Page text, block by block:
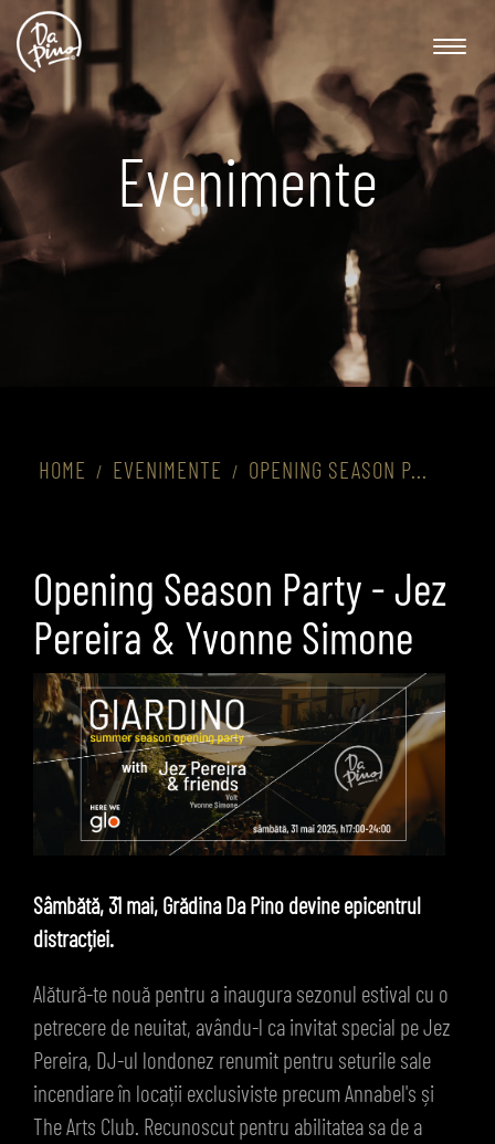
Toggle
Evenimente
HOME / EVENIMENTE / OPENING SEASON P...
Opening Season Party - Jez
Pereira & Yvonne Simone
Sâmbătă, 31 mai, Grădina Da Pino devine epicentrul
distracției.
Alătură-te nouă pentru a inaugura sezonul estival cu o
petrecere de neuitat, avându-l ca invitat special pe Jez
Pereira, DJ-ul londonez renumit pentru seturile sale
incendiare în locații exclusiviste precum Annabel's și
The Arts Club. Recunoscut pentru abilitatea sa de a